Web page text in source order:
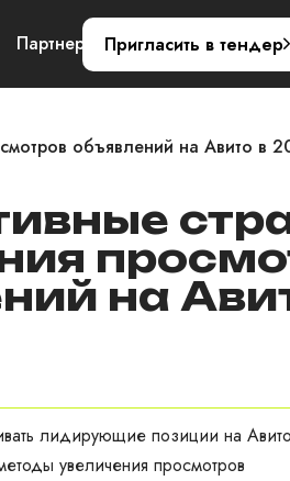
Партнерам Контакты
Пригласить в тендер
объявлений на Авито в
на
лидирующие позиции на
увеличения просмотров